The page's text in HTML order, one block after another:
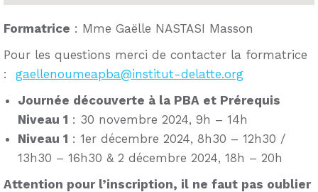
Formatrice : Mme Gaëlle NASTASI Masson
Pour les questions merci de contacter la formatrice
: gaellenoumeapba@institut-delatte.org
Journée découverte à la PBA et Prérequis
Niveau 1 : 30 novembre 2024, 9h – 14h
Niveau 1 : 1er décembre 2024, 8h30 – 12h30 /
13h30 – 16h30 & 2 décembre 2024, 18h – 20h
Attention pour l’inscription, il ne faut pas oublier